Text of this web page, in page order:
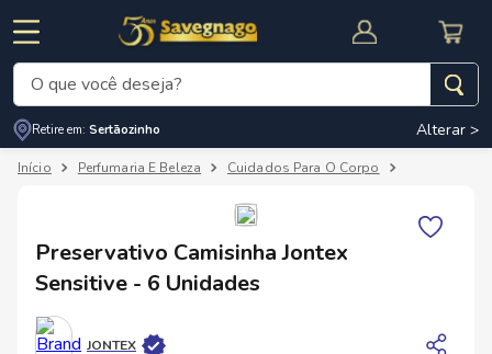
CUPOM DE DESCONTO
O que você deseja?
Retire em: Sertãozinho Alterar >
Perfumaria E Beleza Cuidados Para O Corpo
Preservativo Camisinha Jontex
Sensitive - 6 Unidades
JONTEX
Termos mais buscados
3º
cerveja
5º arroz